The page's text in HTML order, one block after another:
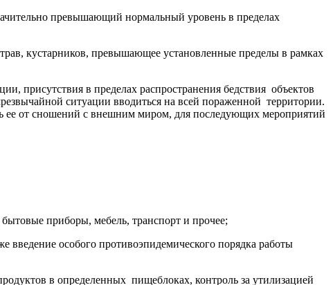
превышающий нормальный уровень в пределах
кустарников, превышающее установленные пределы в рамках
присутствия в пределах распространения бедствия объектов
ситуации вводиться на всей пораженной территории.
ее от сношений с внешним миром, для последующих мероприятий
приборы, мебель, транспорт и прочее;
введение особого противоэпидемического порядка работы
в определенных пищеблоках, контроль за утилизацией